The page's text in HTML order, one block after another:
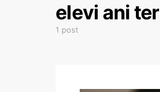
elevi ani
1 post